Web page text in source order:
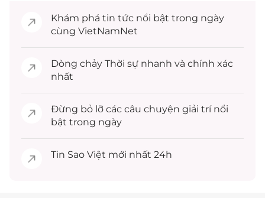
Khám phá tin tức nổi bật trong ngày
cùng VietNamNet
Dòng chảy Thời sự nhanh và chính xác
nhất
Đừng bỏ lỡ các câu chuyện giải trínổi
bật trong ngày
Tin Sao Việt mới nhất 24h